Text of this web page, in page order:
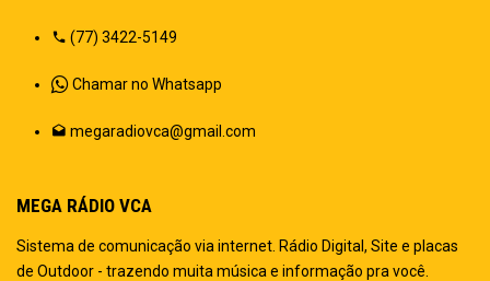
(77) 3422-5149
Chamar no Whatsapp
megaradiovca@gmail.com
MEGA RÁDIO VCA
Sistema de comunicação via internet. Rádio Digital, Site e placas
de Outdoor - trazendo muita música e informação pra você.